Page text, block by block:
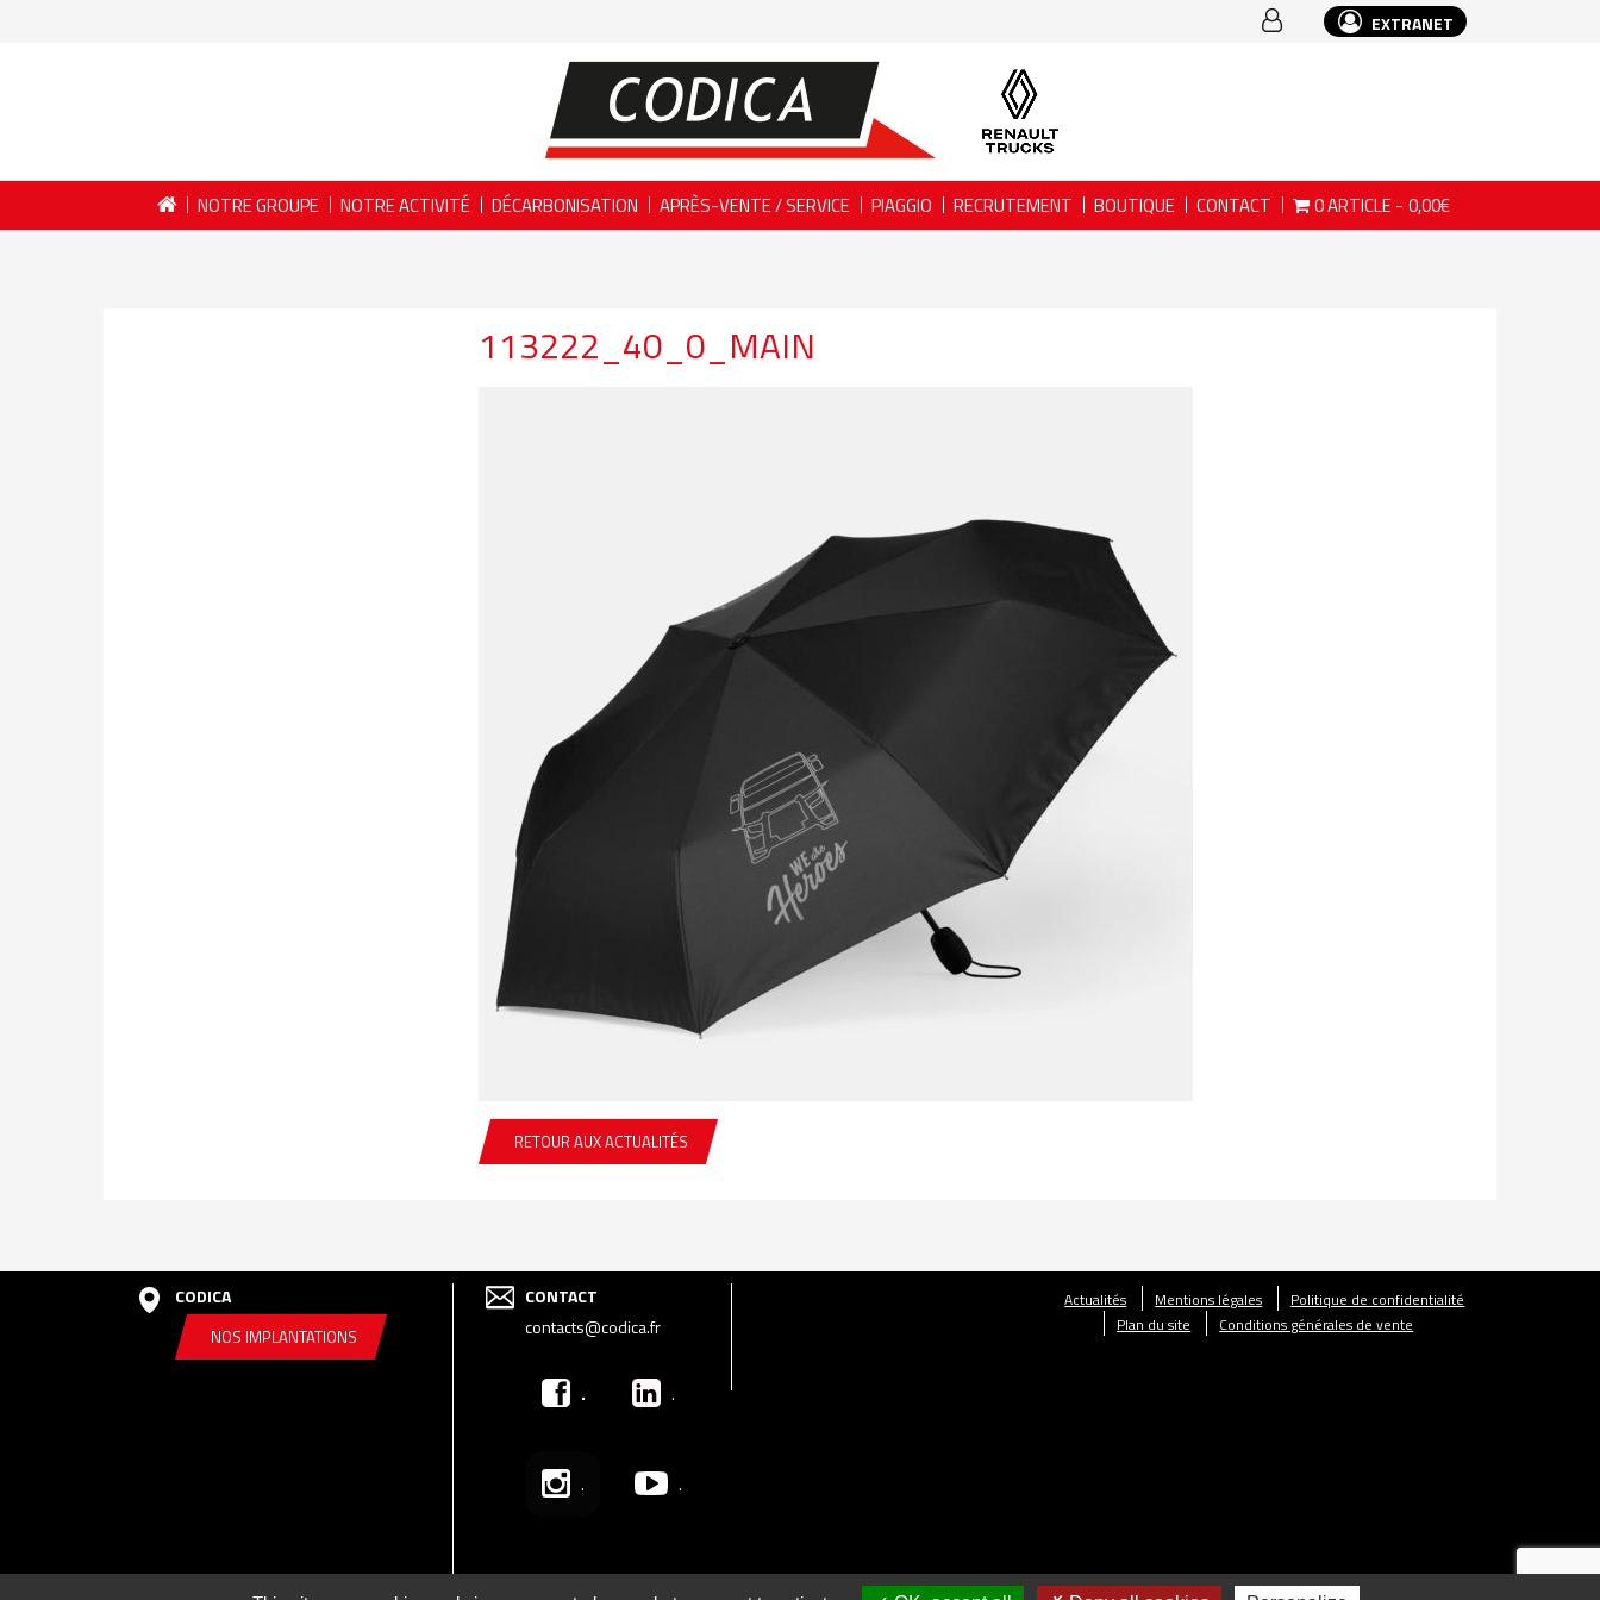
EXTRANET
NOTRE GROUPE NOTRE ACTIVITÉ DÉCARBONISATION APRÈS-VENTE / SERVICE PIAGGIO RECRUTEMENT BOUTIQUE CONTACT 0 ARTICLE 0,00€
113222_40_0_MAIN
RETOUR AUX ACTUALITÉS
CODICA
NOS IMPLANTATIONS
CONTACT
contacts@codica.fr
. .
. .
Actualités Mentions légales
Politique de confidentialité
Plan du site
Conditions générales de vente